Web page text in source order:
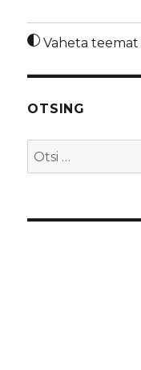
Vaheta teemat
OTSING
Otsi: